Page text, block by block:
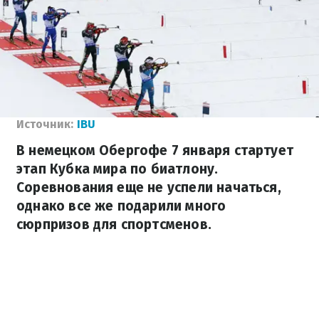
Источник: IBU
В немецком Обергофе 7 января стартует
этап Кубка мира по биатлону.
Соревнования еще не успели начаться,
однако все же подарили много
сюрпризов для спортсменов.